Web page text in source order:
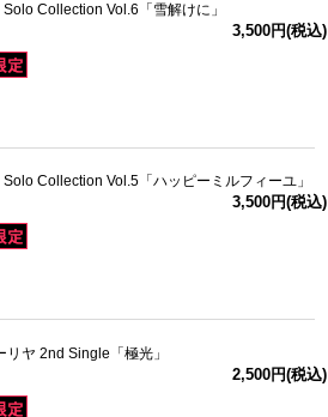
Collection Vol.6「雪解けに」
3,500円(税込)
Collection Vol.5「ハッピーミルフィーユ」
3,500円(税込)
リヤ 2nd Single「極光」
2,500円(税込)